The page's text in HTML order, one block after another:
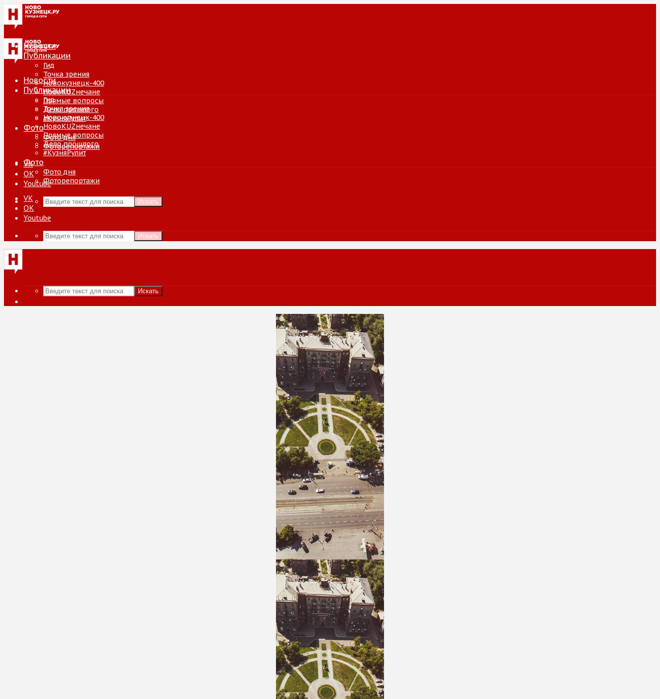
Новости
Публикации
Гид
Точка зрения
Новокузнецк-400
НовоKUZнечане
Прямые вопросы
Дело прошлого
#КузняРулит
Фото
Фото дня
Фоторепортажи
VK
ОК
Youtube
Искать
Новости
Публикации
Гид
Точка зрения
Новокузнецк-400
НовоKUZнечане
Прямые вопросы
Дело прошлого
#КузняРулит
Фото
Фото дня
Фоторепортажи
VK
ОК
Youtube
Искать
Искать